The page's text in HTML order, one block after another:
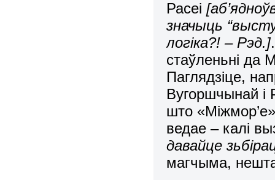
Расеі
значыць
логіка?! – Рэд.]
стаўленьні да
Паглядзіце,
Вугоршчынай і
што
ведае – калі
давайце
магчыма, нешта